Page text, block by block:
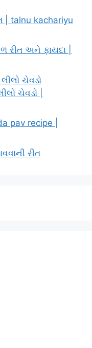
| talnu kachariyu
રીત અને ફાયદા |
ચેવડો
ચેવડો |
pav recipe |
રીત